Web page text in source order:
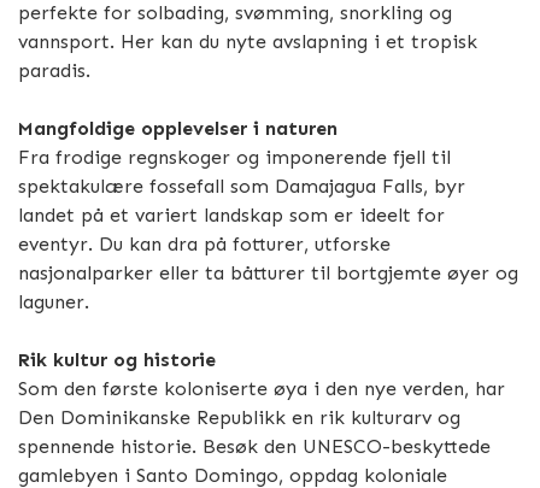
perfekte for solbading, svømming, snorkling og
vannsport. Her kan du nyte avslapning i et tropisk
paradis.
Mangfoldige opplevelser i naturen
Fra frodige regnskoger og imponerende fjell til
spektakulære fossefall som Damajagua Falls, byr
landet på et variert landskap som er ideelt for
eventyr. Du kan dra på fotturer, utforske
nasjonalparker eller ta båtturer til bortgjemte øyer og
laguner.
Rik kultur og historie
Som den første koloniserte øya i den nye verden, har
Den Dominikanske Republikk en rik kulturarv og
spennende historie. Besøk den UNESCO-beskyttede
gamlebyen i Santo Domingo, oppdag koloniale